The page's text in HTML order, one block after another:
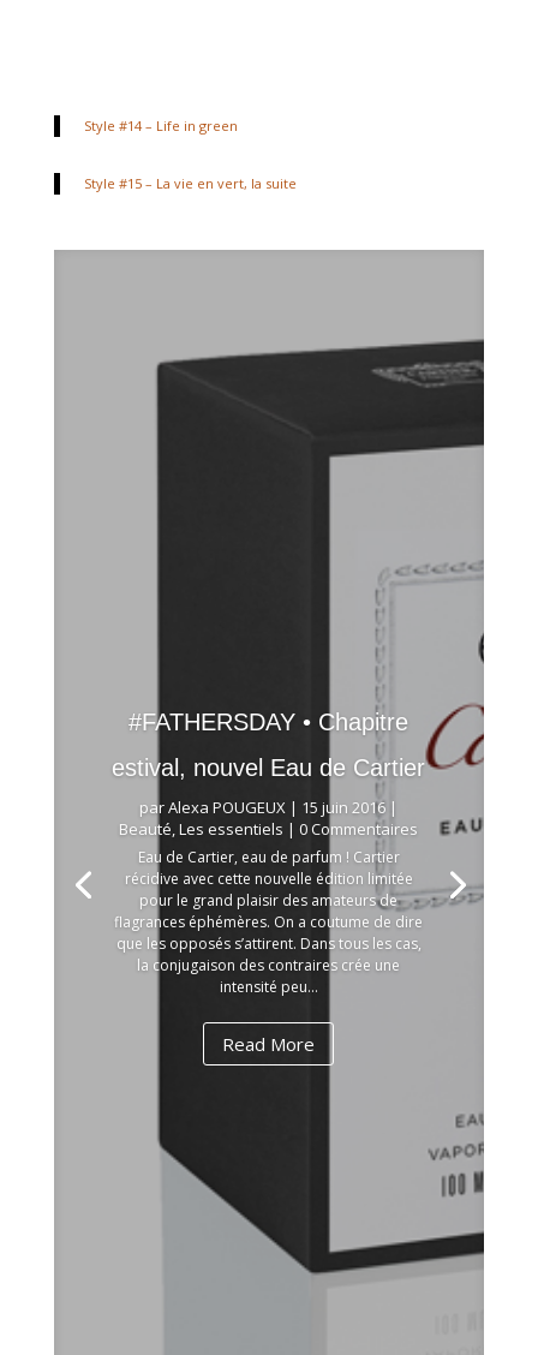
Style #14 – Life in green
Style #15 – La vie en vert, la suite
#FATHERSDAY • Chapitre
estival, nouvel Eau de Cartier
parAlexa POUGEUX | 15 juin 2016 |
Beauté,Les essentiels | 0 Commentaires
Eau de Cartier, eau de parfum ! Cartier
récidive avec cette nouvelle édition limitée
pour le grand plaisir des amateurs de
flagrances éphémères. On a coutume de dire
que les opposés s’attirent. Dans tous les cas,
la conjugaison des contraires crée une
intensité peu...
Read More